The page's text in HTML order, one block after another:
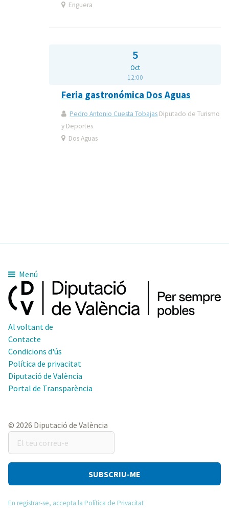
Enguera
5
Oct
12:00
Feria gastronómica Dos Aguas
Pedro Antonio Cuesta Tobajas Diputado de Turismo
y Deportes
Dos Aguas
Menú
Al voltant de
Contacte
Condicions d'ús
Política de privacitat
Diputació de València
Portal de Transparència
© 2026 Diputació de València
teu
correu-
En registrar-se, accepta la Política de Privacitat